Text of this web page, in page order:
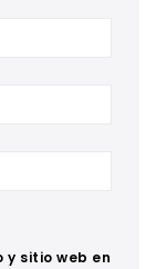
y sitio web en